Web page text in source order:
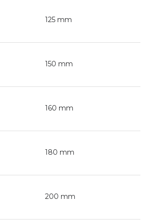
125 mm
150 mm
160 mm
180 mm
200 mm